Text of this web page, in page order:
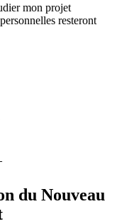
mon projet
resteront
du Nouveau